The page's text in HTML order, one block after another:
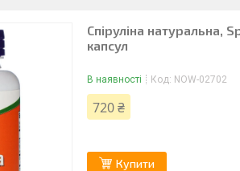
Спіруліна натуральна,
капсул
В наявності Код: NOW-02702
720 ₴
Купити